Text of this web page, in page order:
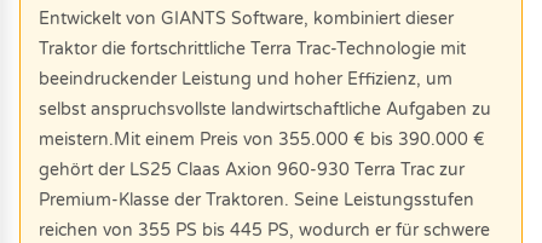
Entwickelt von GIANTS Software, kombiniert dieser
Traktor die fortschrittliche Terra Trac-Technologie mit
beeindruckender Leistung und hoher Effizienz, um
selbst anspruchsvollste landwirtschaftliche Aufgaben zu
meistern.Mit einem Preis von 355.000 € bis 390.000 €
gehört der LS25 Claas Axion 960-930 Terra Trac zur
Premium-Klasse der Traktoren. Seine Leistungsstufen
reichen von 355 PS bis 445 PS, wodurch er für schwere